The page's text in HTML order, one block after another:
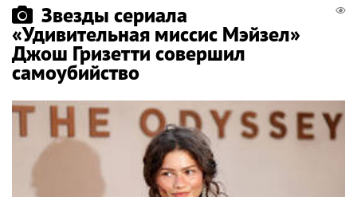
Звезды сериала
«Удивительная миссис Мэйзел»
Джош Гризетти совершил
самоубийство